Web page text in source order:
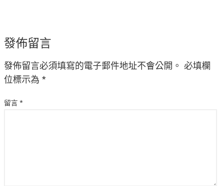
發佈留言
發佈留言必須填寫的電子郵件地址不會公開。 必填欄
位標示為 *
留言 *